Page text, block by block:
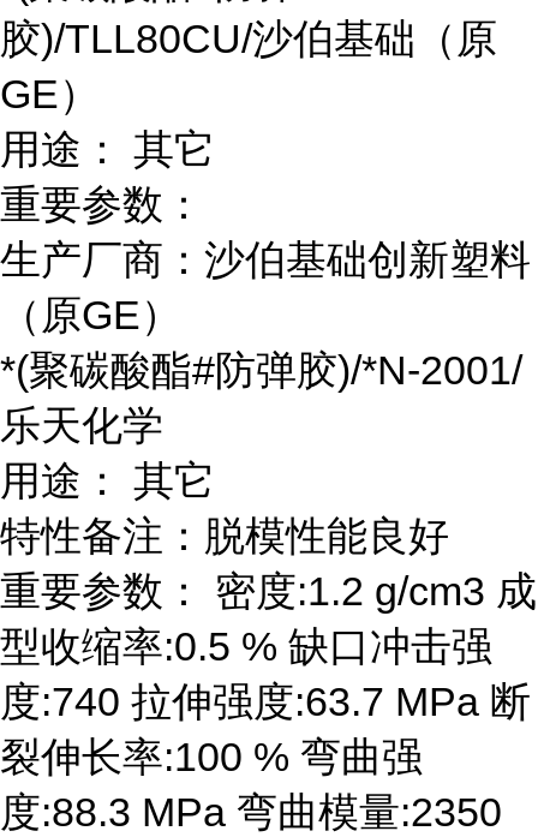
胶)/TLL80CU/沙伯基础（原
GE）
用途： 其它
重要参数：
生产厂商：沙伯基础创新塑料
（原GE）
*(聚碳酸酯#防弹胶)/*N-2001/
乐天化学
用途： 其它
特性备注：脱模性能良好
重要参数： 密度:1.2 g/cm3 成
型收缩率:0.5 % 缺口冲击强
度:740 拉伸强度:63.7 MPa 断
裂伸长率:100 % 弯曲强
度:88.3 MPa 弯曲模量:2350